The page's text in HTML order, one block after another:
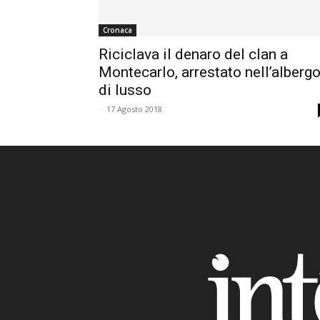
Cronaca
Riciclava il denaro del clan a
Montecarlo, arrestato nell’albergo
di lusso
- 17 Agosto 2018